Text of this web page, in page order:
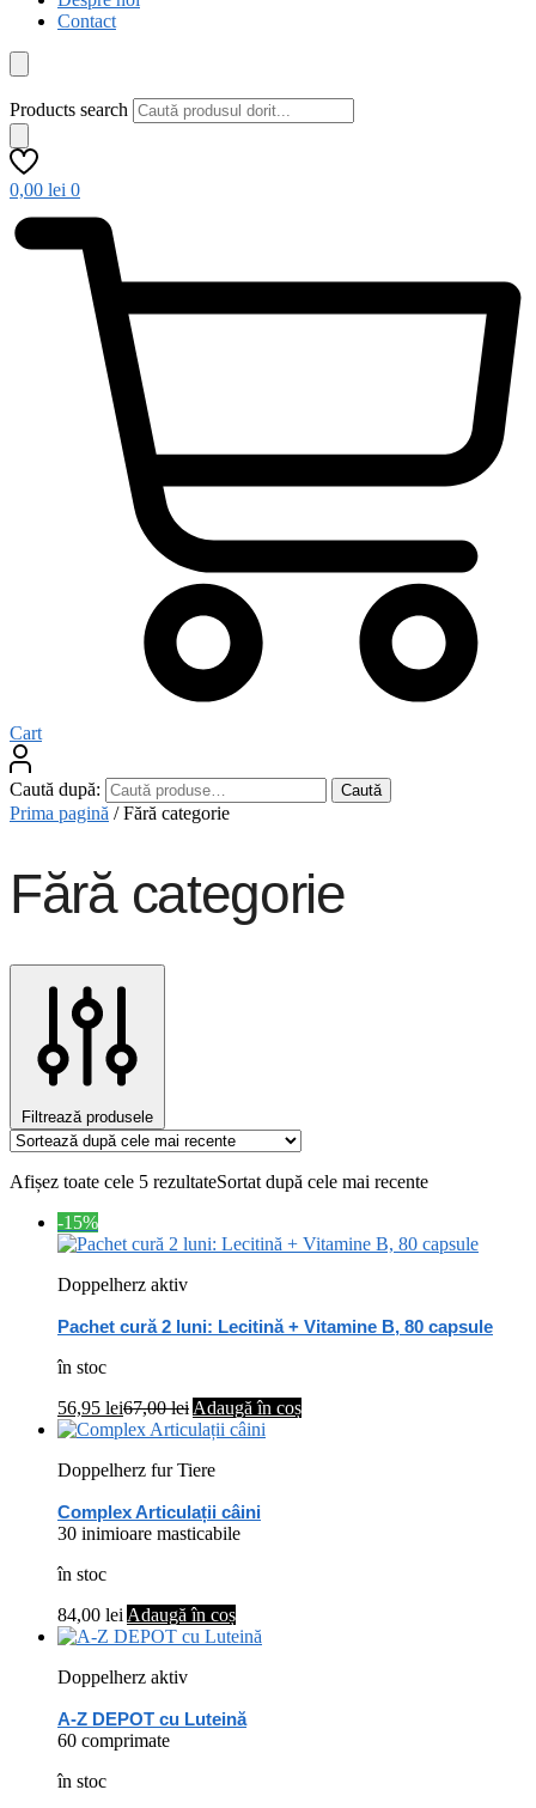
Contact
Products search
0,00 lei 0
Cart
Caută după: Caută
Prima pagină /Fără categorie
Fără categorie
Filtrează produsele
Afișez toate cele 5 rezultateSortat după cele mai recente
-15%
Doppelherz aktiv
Pachet cură 2 luni: Lecitină + Vitamine B, 80 capsule
în stoc
56,95 lei67,00lei Adaugă în coș
Doppelherz fur Tiere
Complex Articulații câini
30 inimioare masticabile
în stoc
84,00 lei Adaugă în coș
Doppelherz aktiv
A-Z DEPOT cu Luteină
60 comprimate
în stoc